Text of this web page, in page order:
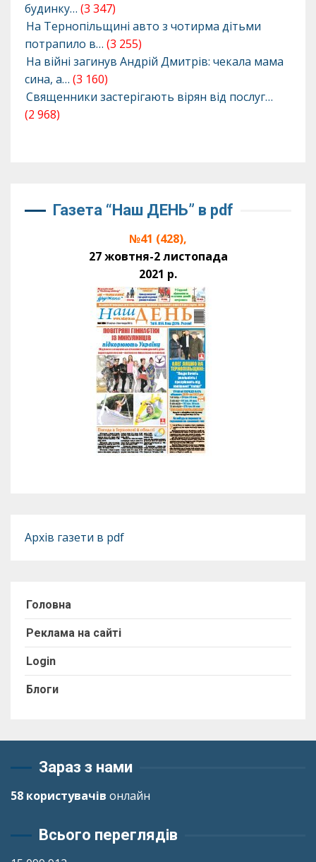
будинку… (3 347)
На Тернопільщині авто з чотирма дітьми
потрапило в… (3 255)
На війні загинув Андрій Дмитрів: чекала мама
сина, а… (3 160)
Священники застерігають вірян від послуг…
(2 968)
Газета “Наш ДЕНЬ” в pdf
№41 (428),
27 жовтня-2 листопада
2021 р.
Архів газети в pdf
Головна
Реклама на сайті
Login
Блоги
Зараз з нами
58 користувачів онлайн
Всього переглядів